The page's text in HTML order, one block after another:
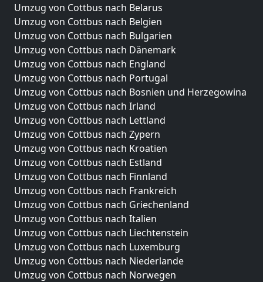
Umzug von Cottbus nach Belarus
Umzug von Cottbus nach Belgien
Umzug von Cottbus nach Bulgarien
Umzug von Cottbus nach Dänemark
Umzug von Cottbus nach England
Umzug von Cottbus nach Portugal
Umzug von Cottbus nach Bosnien und Herzegowina
Umzug von Cottbus nach Irland
Umzug von Cottbus nach Lettland
Umzug von Cottbus nach Zypern
Umzug von Cottbus nach Kroatien
Umzug von Cottbus nach Estland
Umzug von Cottbus nach Finnland
Umzug von Cottbus nach Frankreich
Umzug von Cottbus nach Griechenland
Umzug von Cottbus nach Italien
Umzug von Cottbus nach Liechtenstein
Umzug von Cottbus nach Luxemburg
Umzug von Cottbus nach Niederlande
Umzug von Cottbus nach Norwegen